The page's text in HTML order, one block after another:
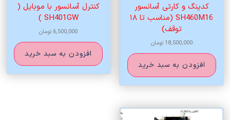
کدینگ و کارتی آسانسور
SH460M16 (مناسب تا ۱۸
توقف)
18,500,000 تومان
افزودن به سبد خرید
کنترل آسانسور با موبایل (
SH401GW )
6,500,000 تومان
افزودن به سبد خرید